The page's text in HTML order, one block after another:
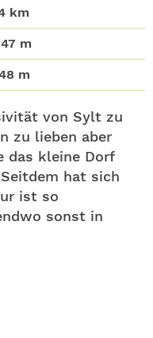
km
47 m
m
von Sylt zu
zu lieben aber
das kleine Dorf
hat sich
ist so
sonst in